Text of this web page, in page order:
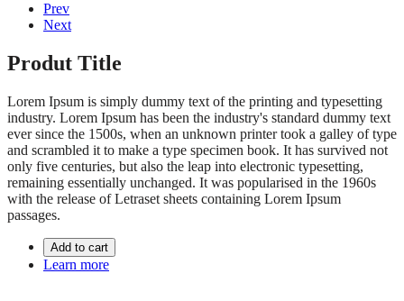
Prev
Next
Produt Title
Lorem Ipsum is simply dummy text of the printing and typesetting
industry. Lorem Ipsum has been the industry's standard dummy text
ever since the 1500s, when an unknown printer took a galley of type
and scrambled it to make a type specimen book. It has survived not
only five centuries, but also the leap into electronic typesetting,
remaining essentially unchanged. It was popularised in the 1960s
with the release of Letraset sheets containing Lorem Ipsum
passages.
Add to cart
Learn more